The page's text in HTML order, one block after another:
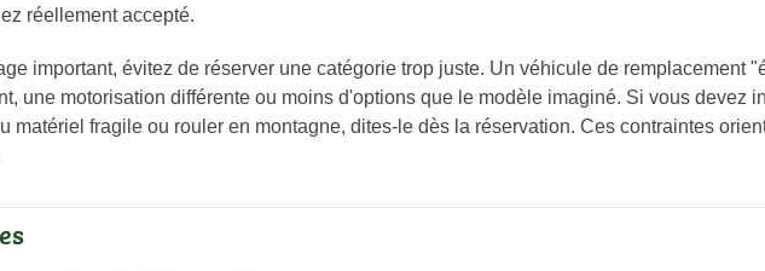
réellement accepté.
important, évitez de réserver une catégorie trop juste. Un véhicule de remplacement
une motorisation différente ou moins d'options que le modèle imaginé. Si vous devez
matériel fragile ou rouler en montagne, dites-le dès la réservation. Ces contraintes